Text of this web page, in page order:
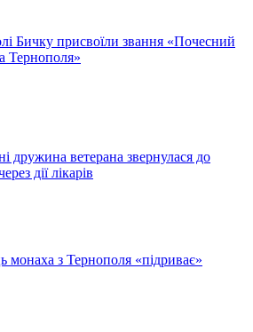
Бичку присвоїли звання «Почесний
Тернополя»
дружина ветерана звернулася до
дії лікарів
монаха з Тернополя «підриває»